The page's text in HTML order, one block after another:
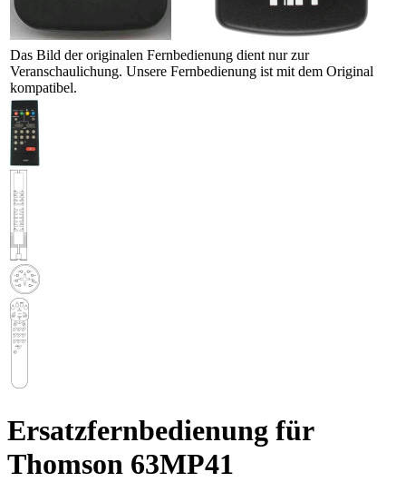
Das Bild der originalen Fernbedienung dient nur zur
Veranschaulichung. Unsere Fernbedienung ist mit dem Original
kompatibel.
Ersatzfernbedienung für
Thomson 63MP41